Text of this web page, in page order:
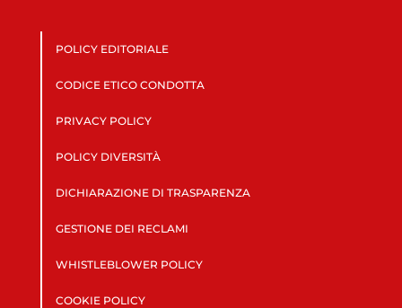
POLICY EDITORIALE
CODICE ETICO CONDOTTA
PRIVACY POLICY
POLICY DIVERSITÀ
DICHIARAZIONE DI TRASPARENZA
GESTIONE DEI RECLAMI
WHISTLEBLOWER POLICY
COOKIE POLICY